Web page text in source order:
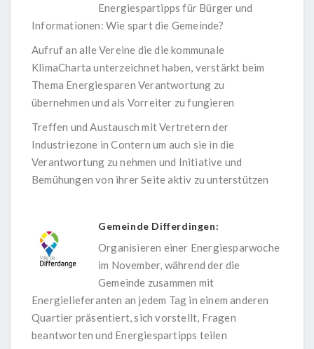
Energiespartipps für Bürger und
Informationen: Wie spart die Gemeinde?
Aufruf an alle Vereine die die kommunale
KlimaCharta unterzeichnet haben, verstärkt beim
Thema Energiesparen Verantwortung zu
übernehmen und als Vorreiter zu fungieren
Treffen und Austausch mit Vertretern der
Industriezone in Contern um auch sie in die
Verantwortung zu nehmen und Initiative und
Bemühungen von ihrer Seite aktiv zu unterstützen
Gemeinde Differdingen:
Organisieren einer Energiesparwoche
im November, während der die
Gemeinde zusammen mit
Energielieferanten an jedem Tag in einem anderen
Quartier präsentiert, sich vorstellt, Fragen
beantworten und Energiespartipps teilen